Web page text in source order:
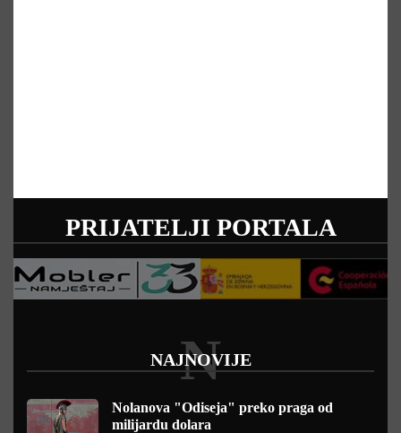
PRIJATELJI PORTALA
NAJNOVIJE
N
Nolanova "Odiseja" preko praga od
milijardu dolara